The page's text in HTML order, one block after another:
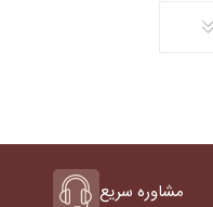
مشاوره سریع